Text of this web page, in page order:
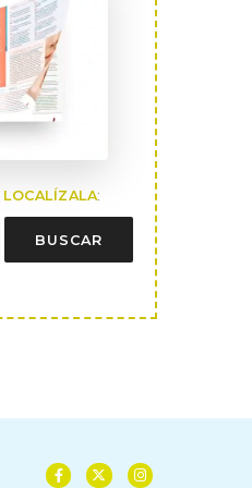
LOCALÍZALA:
BUSCAR